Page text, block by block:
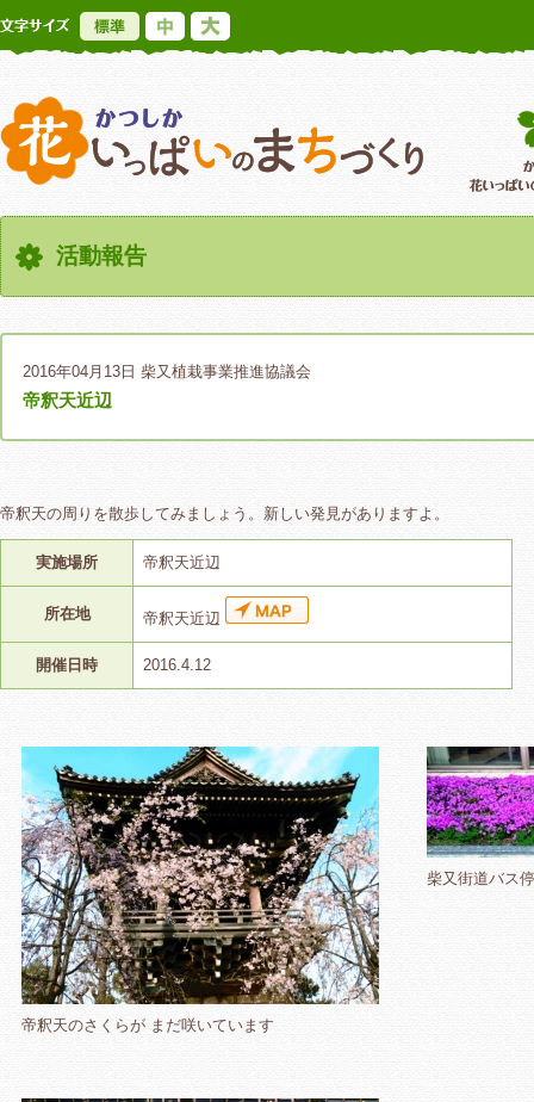
標準
かつしか花い
活動報告
2016年04月13日 柴又植栽事業推進協議会
帝釈天近辺
帝釈天の周りを散歩してみましょう。新しい発見がありますよ。
実施場所 帝釈天近辺
所在地 帝釈天近辺
開催日時 2016.4.12
帝釈天のさくらが まだ咲いています
柴又街道バス